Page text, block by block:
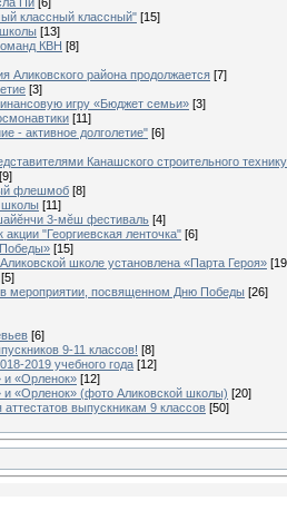
классный классный" [15]
школы [13]
КВН [8]
Аликовского района продолжается [7]
[3]
игру «Бюджет семьи» [3]
[11]
- активное долголетие" [6]
Канашского строительного
[9]
флешмоб [8]
школы [11]
3-мĕш фестиваль [4]
"Георгиевская ленточка" [6]
[15]
школе установлена «Парта Героя»
[5]
мероприятии, посвященном Дню Победы [26]
[6]
9-11 классов! [8]
2019 учебного года [12]
и «Орленок» [12]
«Орленок» (фото Аликовской школы) [20]
выпускникам 9 классов [50]